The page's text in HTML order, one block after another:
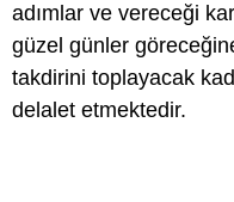
adımlar ve vereceği
güzel günler
takdirini toplayacak
delalet etmektedir.